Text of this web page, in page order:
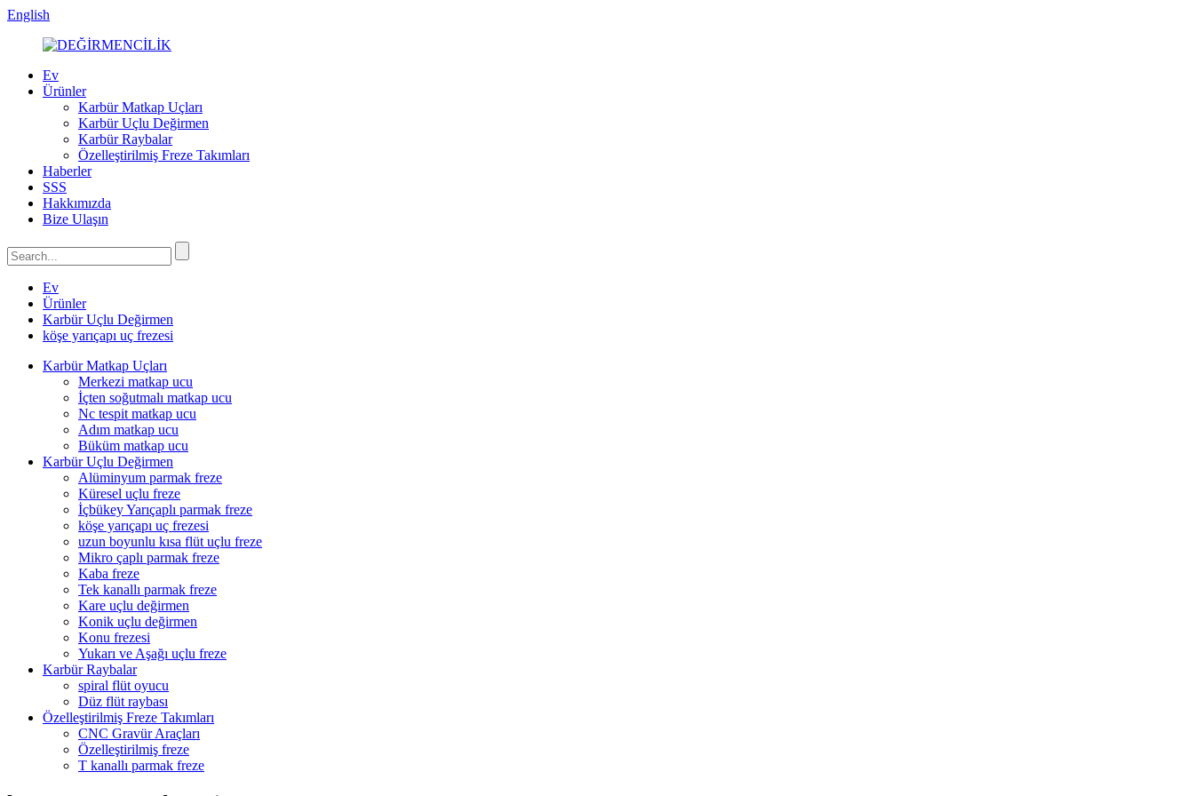
English
Ev
Ürünler
Karbür Matkap Uçları
Karbür Uçlu Değirmen
Karbür Raybalar
Özelleştirilmiş Freze Takımları
Haberler
SSS
Hakkımızda
Bize Ulaşın
Ev
Ürünler
Karbür Uçlu Değirmen
köşe yarıçapı uç frezesi
Karbür Matkap Uçları
Merkezi matkap ucu
İçten soğutmalı matkap ucu
Nc tespit matkap ucu
Adım matkap ucu
Büküm matkap ucu
Karbür Uçlu Değirmen
Alüminyum parmak freze
Küresel uçlu freze
İçbükey Yarıçaplı parmak freze
köşe yarıçapı uç frezesi
uzun boyunlu kısa flüt uçlu freze
Mikro çaplı parmak freze
Kaba freze
Tek kanallı parmak freze
Kare uçlu değirmen
Konik uçlu değirmen
Konu frezesi
Yukarı ve Aşağı uçlu freze
Karbür Raybalar
spiral flüt oyucu
Düz flüt raybası
Özelleştirilmiş Freze Takımları
CNC Gravür Araçları
Özelleştirilmiş freze
T kanallı parmak freze